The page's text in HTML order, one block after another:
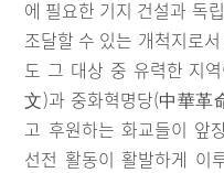
에 필요한 기지 건설과 독
조달할 수 있는 개척지로
도 그 대상 중 유력한 지
文)과 중화혁명당(中華革
고 후원하는 화교들이 앞
선전 활동이 활발하게 이